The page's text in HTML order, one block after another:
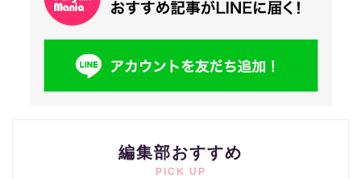
編集部おすすめ
PICK UP